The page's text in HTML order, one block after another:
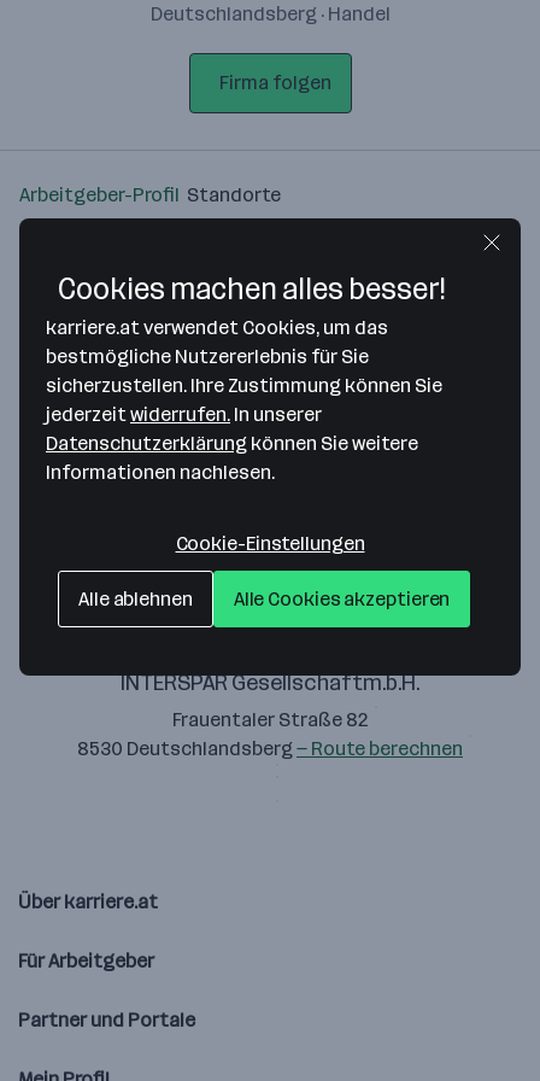
Deutschlandsberg · Handel
Firma folgen
Arbeitgeber-Profil Standorte
Bitte stimme unseren Cookie-
Richtlinien zu, um diese Karte
anzuzeigen.
INTERSPAR Gesellschaftm.b.H.
Frauentaler Straße 82
8530 Deutschlandsberg — Route berechnen
Über karriere.at
Für Arbeitgeber
Partner und Portale
Cookies machen alles besser!
karriere.at verwendet Cookies, um das
bestmögliche Nutzererlebnis für Sie
sicherzustellen. Ihre Zustimmung können Sie
jederzeitwiderrufen. In unserer
Datenschutzerklärung können Sie weitere
Informationen nachlesen.
Cookie-Einstellungen
Alle ablehnen Alle Cookies akzeptieren